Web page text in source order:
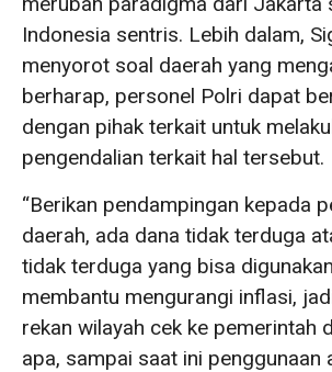
Indonesia sentris. Lebih dalam,
menyorot soal daerah yang
berharap, personel Polri dapat
dengan pihak terkait untuk
pengendalian terkait hal tersebut.
“Berikan pendampingan kepada
daerah, ada dana tidak terduga
tidak terduga yang bisa
membantu mengurangi inflasi,
rekan wilayah cek ke pemerintah
apa, sampai saat ini penggunaan